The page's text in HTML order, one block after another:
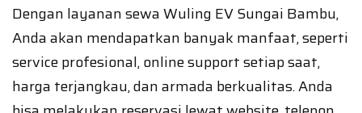
Dengan layanan sewa Wuling EV Sungai Bambu,
Anda akan mendapatkan banyak manfaat, seperti
service profesional, online support setiap saat,
harga terjangkau, dan armada berkualitas. Anda